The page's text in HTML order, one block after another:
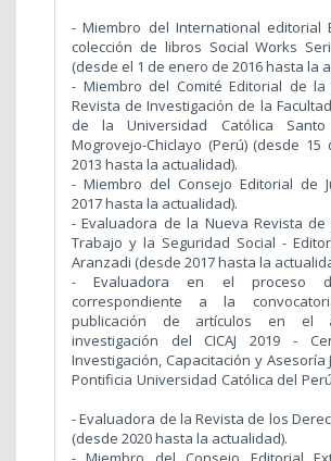
- Miembro del International editorial
colección de libros Social Works
(desde el 1 de enero de 2016 hasta la
- Miembro del Comité Editorial de la
Revista de Investigación de la
de la Universidad Católica
Mogrovejo-Chiclayo (Perú) (desde
2013 hasta la actualidad).
- Miembro del Consejo Editorial de
2017 hasta la actualidad).
- Evaluadora de la Nueva Revista de
Trabajo y la Seguridad Social -
Aranzadi (desde 2017 hasta la
- Evaluadora en el proceso
correspondiente a la
publicación de artículos en el
investigación del CICAJ 2019 -
Investigación, Capacitación y Asesoría
Pontificia Universidad Católica del
- Evaluadora de la Revista de los
(desde 2020 hasta la actualidad).